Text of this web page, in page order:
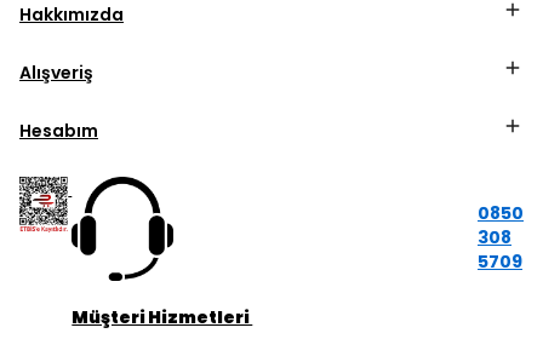
Hakkımızda
Alışveriş
Hesabım
Müşteri Hizmetleri
0850
308
5709